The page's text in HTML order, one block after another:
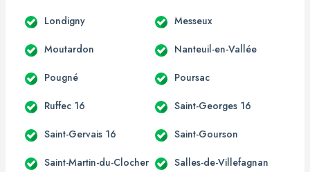
Londigny Messeux
Moutardon Nanteuil-en-Vallée
Pougné Poursac
Ruffec 16 Saint-Georges 16
Saint-Gervais 16 Saint-Gourson
Saint-Martin-du-Clocher Salles-de-Villefagnan